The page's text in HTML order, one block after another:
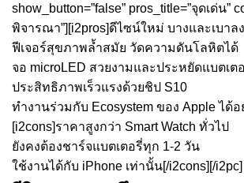
show_button=”false” pros_title=”จุดเด่น”
พิจารณา”][i2pros]ดีไซน์ใหม่ บางและเบาล
ฟีเจอร์สุขภาพล้ำสมัย วัดความดันโลหิตได้
จอ microLED สวยงามและประหยัดแบตเต
ประสิทธิภาพเร็วแรงด้วยชิป S10
ทำงานร่วมกับ Ecosystem ของ Apple ได้อ
[i2cons]ราคาสูงกว่า Smart Watch ทั่วไป
ยังคงต้องชาร์จแบตเตอรี่ทุก 1-2 วัน
ใช้งานได้กับ iPhone เท่านั้น[/i2cons][/i2pc]